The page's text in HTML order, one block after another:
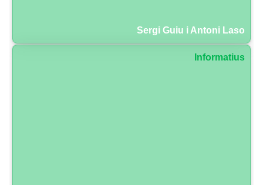
Sergi Guiu i Antoni Laso
Informatius